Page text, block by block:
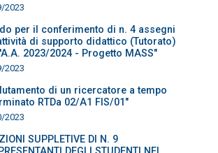
2023
per il conferimento di n. 4 assegni
di supporto didattico (Tutorato)
2023/2024 - Progetto MASS"
2023
di un ricercatore a tempo
RTDa 02/A1 FIS/01"
2023
SUPPLETIVE DI N. 9